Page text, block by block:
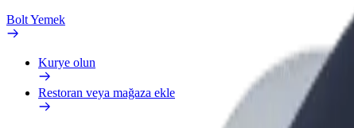
Bolt Yemek
Kurye olun
Restoran veya mağaza ekle